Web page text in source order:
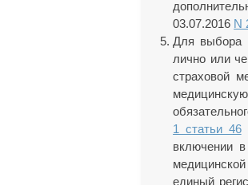
03.07.2016 N
Для выбора
лично или
страховой
1 статьи 46
включении
единый